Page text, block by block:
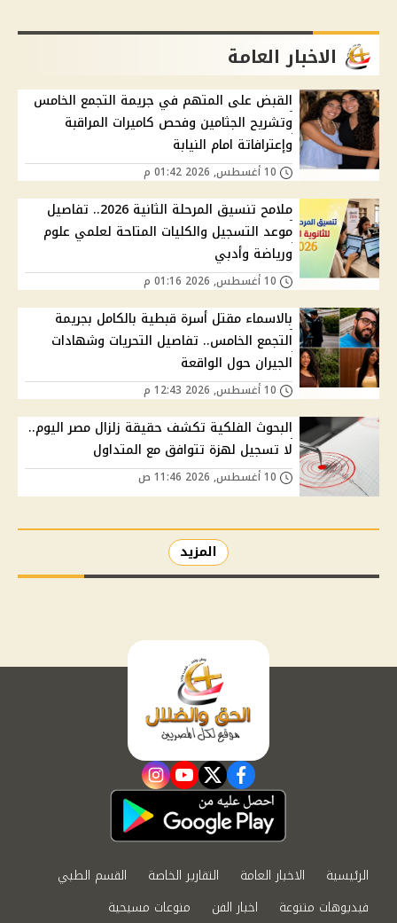
الاخبار العامة
القبض على المتهم في جريمة التجمع الخامس
وتشريح الجثامين وفحص كاميرات المراقبة
وإعترافاتة امام النيابة
ملامح تنسيق المرحلة الثانية 2026.. تفاصيل
موعد التسجيل والكليات المتاحة لعلمي علوم
ورياضة وأدبي
بالاسماء مقتل أسرة قبطية بالكامل بجريمة
التجمع الخامس.. تفاصيل التحريات وشهادات
الجيران حول الواقعة
البحوث الفلكية تكشف حقيقة زلزال مصر اليوم..
لا تسجيل لهزة تتوافق مع المتداول
المزيد
facebook
twitter
youtube
instagram
الرئيسية الاخبار العامة التقارير الخاصة
القسم الطبي
فيديوهات متنوعة
اخبار الفن منوعات مسيحية